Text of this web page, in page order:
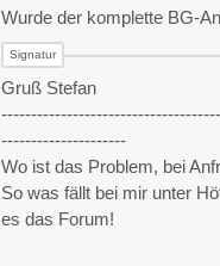
Wurde der komplette BG-
Gruß Stefan
---------------------
Wo ist das Problem, bei
So was fällt bei mir unter
es das Forum!